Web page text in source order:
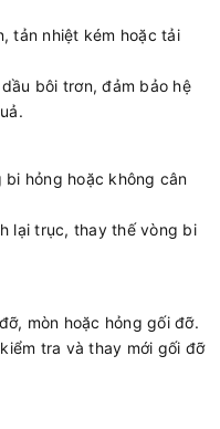
tản nhiệt kém hoặc tải
bôi trơn, đảm bảo hệ
bi hỏng hoặc không cân
lại trục, thay thế vòng bi
mòn hoặc hỏng gối đỡ.
tra và thay mới gối đỡ